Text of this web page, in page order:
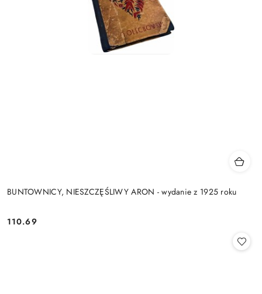
BUNTOWNICY, NIESZCZĘŚLIWY ARON - wydanie z 1925 roku
Cena:
110.69